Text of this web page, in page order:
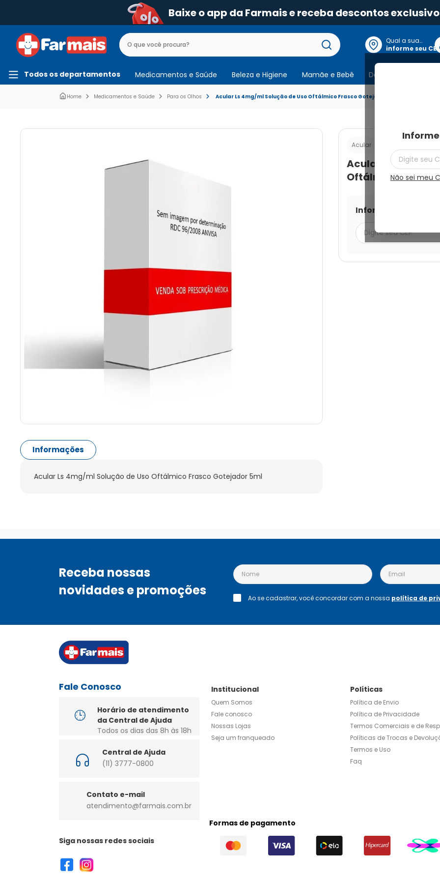
Baixe o app da Farmais e receba descontos
Qual a sua
localização?
informe seu CEP
Não sei meu
Todos os departamentos Medicamentos e Saúde Beleza e Higiene Mamãe e Bebê Dermocosmeticos
Medicamentos e Saúde Para os Olhos Acular Ls 4mg/ml Solução de Uso Oftálmico Frasco Gotejador 5ml
Informações
Acular Ls 4mg/ml Solução de Uso Oftálmico Frasco Gotejador 5ml
Acular
Acular Ls 4mg/ml
Oftálmico Frasco
Informe seu CEP
Receba nossas
novidades e promoções
Ao se cadastrar, você concordar com a nossa política de
Fale Conosco
Horário de atendimento
da Central de Ajuda
Todos os dias das 8h às 18h
Central de Ajuda
(11) 3777-0800
Contato e-mail
atendimento@farmais.com.br
Siga nossas redes sociais
Institucional
Quem Somos
Fale conosco
Nossas Lojas
Seja um franqueado
Políticas
Política de Envio
Política de Privacidade
Termos Comerciais e de
Políticas de Trocas e
Termos e Uso
Faq
Formas de pagamento